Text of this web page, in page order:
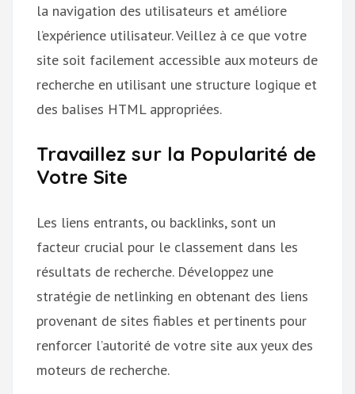
la navigation des utilisateurs et améliore
l’expérience utilisateur. Veillez à ce que votre
site soit facilement accessible aux moteurs de
recherche en utilisant une structure logique et
des balises HTML appropriées.
Travaillez sur la Popularité de
Votre Site
Les liens entrants, ou backlinks, sont un
facteur crucial pour le classement dans les
résultats de recherche. Développez une
stratégie de netlinking en obtenant des liens
provenant de sites fiables et pertinents pour
renforcer l’autorité de votre site aux yeux des
moteurs de recherche.